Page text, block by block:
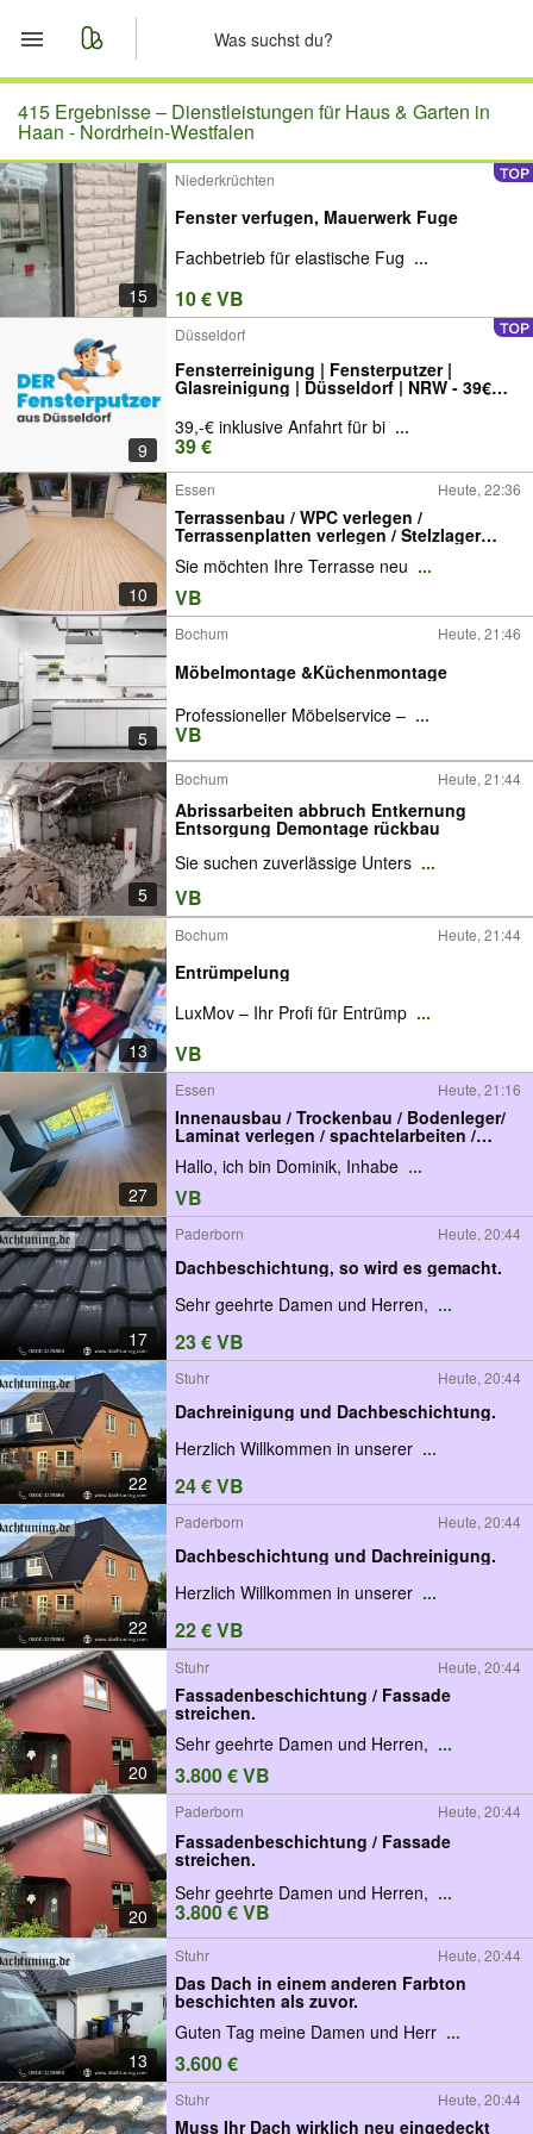
Start
Merkliste
Nachrichten
Anzeige aufgeben
415 Ergebnisse – Dienstleistungen für Haus & Garten in
Haan - Nordrhein-Westfalen
15
Niederkrüchten
Fenster verfugen, Mauerwerk Fuge
Fachbetrieb für elastische Fug ...
10 € VB
9
Düsseldorf
Fensterreinigung | Fensterputzer |
Glasreinigung | Düsseldorf | NRW - 39€
39,-€ inklusive Anfahrt für bi ...
39 €
10
Essen Heute, 22:36
Terrassenbau / WPC verlegen /
Terrassenplatten verlegen / Stelzlager
verlegen / Garten / Terrassenfliesen
verlegen / Gartenausbau
Sie möchten Ihre Terrasse neu ...
VB
5
Bochum Heute, 21:46
Möbelmontage &Küchenmontage
Professioneller Möbelservice – ...
VB
5
Bochum Heute, 21:44
Abrissarbeiten abbruch Entkernung
Entsorgung Demontage rückbau
Sie suchen zuverlässige Unters ...
VB
13
Bochum Heute, 21:44
Entrümpelung
LuxMov – Ihr Profi für Entrümp ...
VB
27
Essen Heute, 21:16
Innenausbau / Trockenbau / Bodenleger/
Laminat verlegen / spachtelarbeiten /
vorsatzschalen / Renovierung / Decke
abhängen / Vinyl verlegen / Tapezieren /
Streichen / Türen einbau / Zargen
einbauen
Hallo, ich bin Dominik, Inhabe ...
VB
17
Paderborn Heute, 20:44
Dachbeschichtung, so wird es gemacht.
Sehr geehrte Damen und Herren, ...
23 € VB
22
Stuhr Heute, 20:44
Dachreinigung und Dachbeschichtung.
Herzlich Willkommen in unserer ...
24 € VB
22
Paderborn Heute, 20:44
Dachbeschichtung und Dachreinigung.
Herzlich Willkommen in unserer ...
22 € VB
20
Stuhr Heute, 20:44
Fassadenbeschichtung / Fassade
streichen.
Sehr geehrte Damen und Herren, ...
3.800 € VB
20
Paderborn Heute, 20:44
Fassadenbeschichtung / Fassade
streichen.
Sehr geehrte Damen und Herren, ...
3.800 € VB
13
Stuhr Heute, 20:44
Das Dach in einem anderen Farbton
beschichten als zuvor.
Guten Tag meine Damen und Herr ...
3.600 €
Stuhr Heute, 20:44
Muss Ihr Dach wirklich neu eingedeckt